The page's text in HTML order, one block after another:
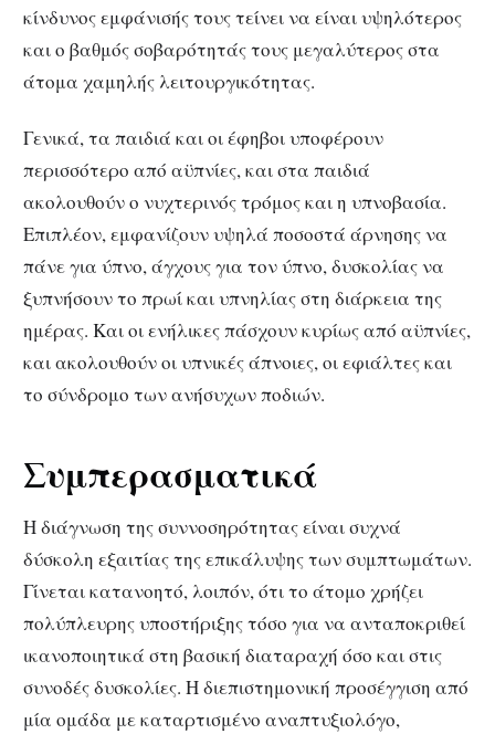
κίνδυνος εμφάνισής τους τείνει να είναι υψηλότερος
και ο βαθμός σοβαρότητάς τους μεγαλύτερος στα
άτομα χαμηλής λειτουργικότητας.
Γενικά, τα παιδιά και οι έφηβοι υποφέρουν
περισσότερο από αϋπνίες, και στα παιδιά
ακολουθούν ο νυχτερινός τρόμος και η υπνοβασία.
Επιπλέον, εμφανίζουν υψηλά ποσοστά άρνησης να
πάνε για ύπνο, άγχους για τον ύπνο, δυσκολίας να
ξυπνήσουν το πρωί και υπνηλίας στη διάρκεια της
ημέρας. Και οι ενήλικες πάσχουν κυρίως από αϋπνίες,
και ακολουθούν οι υπνικές άπνοιες, οι εφιάλτες και
το σύνδρομο των ανήσυχων ποδιών.
Συμπερασματικά
Η διάγνωση της συννοσηρότητας είναι συχνά
δύσκολη εξαιτίας της επικάλυψης των συμπτωμάτων.
Γίνεται κατανοητό, λοιπόν, ότι το άτομο χρήζει
πολύπλευρης υποστήριξης τόσο για να ανταποκριθεί
ικανοποιητικά στη βασική διαταραχή όσο και στις
συνοδές δυσκολίες. Η διεπιστημονική προσέγγιση από
μία ομάδα με καταρτισμένο αναπτυξιολόγο,